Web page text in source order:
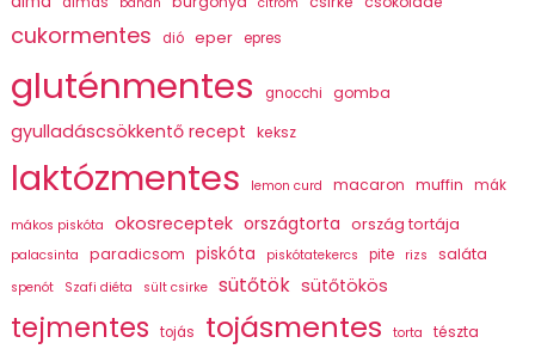
cukormentes dió eper epres
gluténmentes gnocchi gomba
gyulladáscsökkentő recept keksz
laktózmentes lemon curd macaron muffin mák
mákos piskóta okosreceptek országtorta ország tortája
palacsinta paradicsom piskóta piskótatekercs pite rizs saláta
spenót Szafi diéta sült csirke sütőtök sütőtökös
tejmentes tojás tojásmentes torta tészta